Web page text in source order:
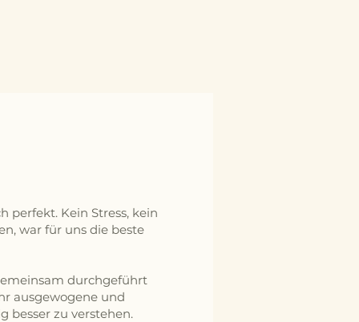
perfekt. Kein Stress, kein
war für uns die beste
durchgeführt
ausgewogene und
besser zu verstehen.